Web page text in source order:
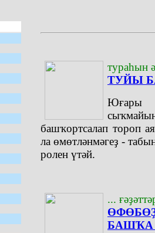
тураһын
ТУЙЫ
Юғары
башҡортсалап тороп
ла өмөтләнмәгеҙ -
ролен үтәй.
...
БАШҠА